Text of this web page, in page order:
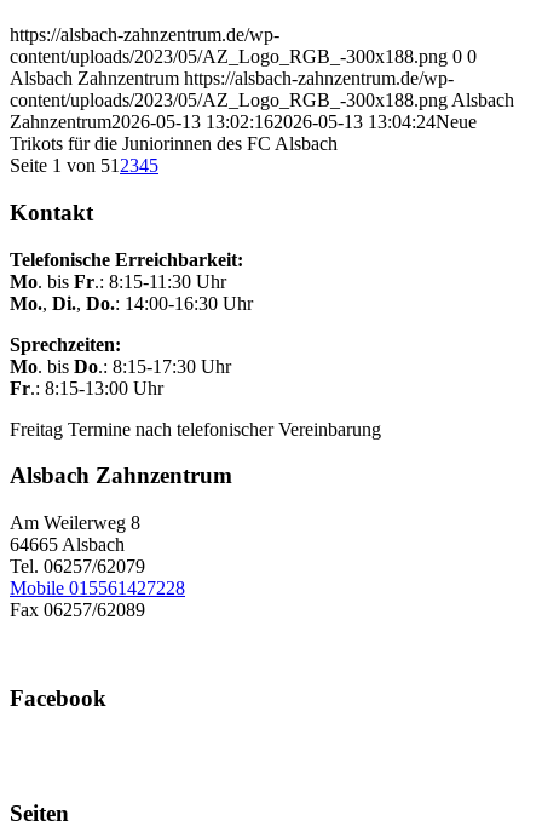
https://alsbach-zahnzentrum.de/wp-
content/uploads/2023/05/AZ_Logo_RGB_-300x188.png 0 0
Alsbach Zahnzentrum https://alsbach-zahnzentrum.de/wp-
content/uploads/2023/05/AZ_Logo_RGB_-300x188.png Alsbach
Zahnzentrum2026-05-13 13:02:162026-05-13 13:04:24Neue
Trikots für die Juniorinnen des FC Alsbach
Seite 1 von 51 2345
Kontakt
Telefonische Erreichbarkeit:
Mo. bis Fr.: 8:15-11:30 Uhr
Mo., Di., Do.: 14:00-16:30 Uhr
Sprechzeiten:
Mo. bis Do.: 8:15-17:30 Uhr
Fr.: 8:15-13:00 Uhr
Freitag Termine nach telefonischer Vereinbarung
Alsbach Zahnzentrum
Am Weilerweg 8
64665 Alsbach
Tel. 06257/62079
Mobile 015561427228
Fax 06257/62089
Facebook
Seiten